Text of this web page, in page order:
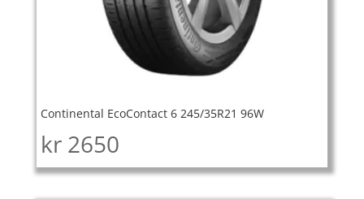
Continental EcoContact 6 245/35R21 96W
kr 2650